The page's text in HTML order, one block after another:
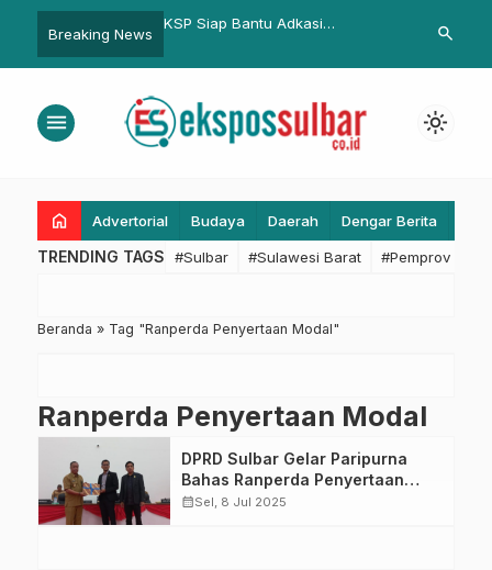
Breaking News
di Salletto Sepakat
Bukti
KSP Siap Bantu Adkasi
Mempora:
Daera Lain
search
menu light_mode
home Advertorial Budaya Daerah Dengar Berita
TRENDING TAGS #Sulbar #Sulawesi Barat #Pemprov
Beranda » Tag "Ranperda Penyertaan Modal"
Ranperda Penyertaan Modal
DPRD Sulbar Gelar Paripurna
Bahas Ranperda Penyertaan
Modal ke Bank Sulselbar
calendar_monthSel, 8 Jul 2025